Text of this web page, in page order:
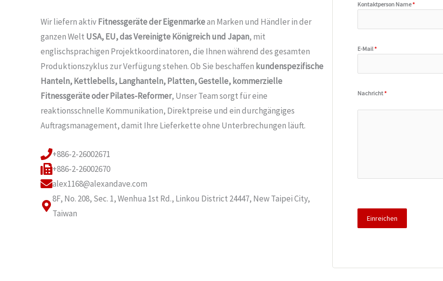
Wir liefern aktivFitnessgeräte der Eigenmarkean Marken und Händler in der
ganzen Welt USA, EU, das Vereinigte Königreich und Japan, mit
englischsprachigen Projektkoordinatoren, die Ihnen während des gesamten
Produktionszyklus zur Verfügung stehen. Ob Sie beschaffen kundenspezifische
Hanteln, Kettlebells, Langhanteln, Platten, Gestelle, kommerzielle
Fitnessgeräte oder Pilates-Reformer, Unser Team sorgt für eine
reaktionsschnelle Kommunikation, Direktpreise und ein durchgängiges
Auftragsmanagement, damit Ihre Lieferkette ohne Unterbrechungen läuft.
+886-2-26002671
+886-2-26002670
alex1168@alexandave.com
8F, No. 208, Sec. 1, Wenhua 1st Rd., Linkou District 24447, New Taipei City,
Taiwan
Kontaktperson Name*
E-Mail*
Nachricht*
Einreichen